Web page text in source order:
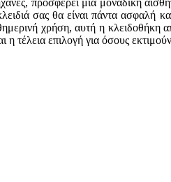
προσφέρει μια μοναδική
σας θα είναι πάντα ασφαλή
χρήση, αυτή η κλειδοθήκη
επιλογή για όσους εκτιμούν